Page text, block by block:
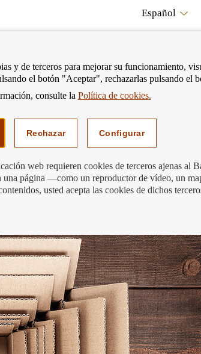
Español
Podemos ayudarte Mostrar
menú
de depósitos
y de terceros para mejorar su funcionamiento,
el botón "Aceptar", rechazarlas pulsando el
consulte la Política de cookies.
Rechazar Configurar
web requieren cookies de terceros ajenas al
página —como un reproductor de vídeo, un
usted acepta las cookies de dichos